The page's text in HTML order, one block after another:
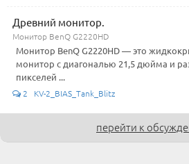
Древний монитор.
Монитор BenQ G2220HD
Монитор BenQ G2220HD — это
монитор с диагональю 21,5 дюйма и
пикселей ...
2 KV-2_BIAS_Tank_Blitz
перейти к